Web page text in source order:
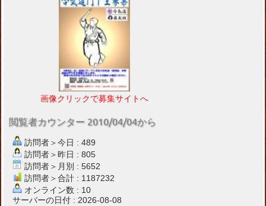
画像クリックで募集サイトへ
閲覧者カウンター 2010/04/04から
訪問者＞今日 : 489
訪問者＞昨日 : 805
訪問者＞月別 : 5652
訪問者＞合計 : 1187232
オンライン数 : 10
サーバーの日付 : 2026-08-08